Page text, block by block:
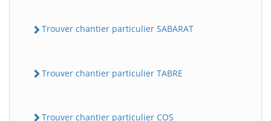
Trouver chantier particulier SABARAT
Trouver chantier particulier TABRE
Trouver chantier particulier COS